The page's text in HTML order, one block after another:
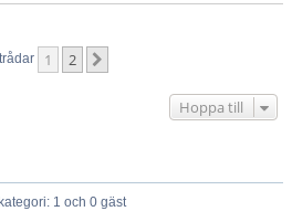
1 2
Hoppa till
1 och 0 gäst